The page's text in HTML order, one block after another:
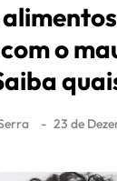
o
23 de